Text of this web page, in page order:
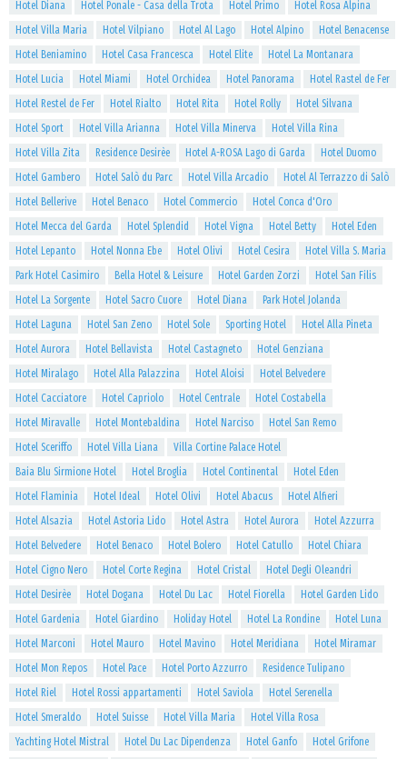
Hotel Diana
Hotel Ponale - Casa della Trota Hotel Primo
Hotel Rosa Alpina
Hotel Villa Maria
Hotel Vilpiano Hotel Al Lago Hotel Alpino
Hotel Benacense
Hotel Beniamino
Hotel Casa Francesca Hotel Elite
Hotel La Montanara
Hotel Lucia
Hotel Miami Hotel Orchidea Hotel Panorama
Hotel Rastel de Fer
Hotel Restel de Fer
Hotel Rialto Hotel Rita Hotel Rolly
Hotel Silvana
Hotel Sport
Hotel Villa Arianna Hotel Villa Minerva
Hotel Villa Rina
Hotel Villa Zita
Residence Desirèe Hotel A-ROSA Lago di Garda
Hotel Duomo
Hotel Gambero
Hotel Salò du Parc Hotel Villa Arcadio
Hotel Al Terrazzo di Salò
Hotel Bellerive
Hotel Benaco Hotel Commercio
Hotel Conca d'Oro
Hotel Mecca del Garda
Hotel Splendid Hotel Vigna Hotel Betty
Hotel Eden
Hotel Lepanto
Hotel Nonna Ebe Hotel Olivi Hotel Cesira
Hotel Villa S. Maria
Park Hotel Casimiro
Bella Hotel & Leisure Hotel Garden Zorzi
Hotel San Filis
Hotel La Sorgente
Hotel Sacro Cuore Hotel Diana
Park Hotel Jolanda
Hotel Laguna
Hotel San Zeno Hotel Sole Sporting Hotel
Hotel Alla Pineta
Hotel Aurora
Hotel Bellavista Hotel Castagneto
Hotel Genziana
Hotel Miralago
Hotel Alla Palazzina Hotel Aloisi
Hotel Belvedere
Hotel Cacciatore
Hotel Capriolo Hotel Centrale
Hotel Costabella
Hotel Miravalle
Hotel Montebaldina Hotel Narciso
Hotel San Remo
Hotel Sceriffo
Hotel Villa Liana
Villa Cortine Palace Hotel
Baia Blu Sirmione Hotel
Hotel Broglia Hotel Continental
Hotel Eden
Hotel Flaminia
Hotel Ideal Hotel Olivi Hotel Abacus
Hotel Alfieri
Hotel Alsazia
Hotel Astoria Lido Hotel Astra Hotel Aurora
Hotel Azzurra
Hotel Belvedere
Hotel Benaco Hotel Bolero Hotel Catullo
Hotel Chiara
Hotel Cigno Nero
Hotel Corte Regina Hotel Cristal
Hotel Degli Oleandri
Hotel Desirèe
Hotel Dogana Hotel Du Lac Hotel Fiorella
Hotel Garden Lido
Hotel Gardenia
Hotel Giardino Holiday Hotel Hotel La Rondine
Hotel Luna
Hotel Marconi
Hotel Mauro Hotel Mavino Hotel Meridiana
Hotel Miramar
Hotel Mon Repos
Hotel Pace Hotel Porto Azzurro
Residence Tulipano
Hotel Riel
Hotel Rossi appartamenti Hotel Saviola
Hotel Serenella
Hotel Smeraldo
Hotel Suisse Hotel Villa Maria
Hotel Villa Rosa
Yachting Hotel Mistral
Hotel Du Lac Dipendenza Hotel Ganfo
Hotel Grifone